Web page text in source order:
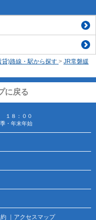
貸)路線・駅から探す > JR常磐緩
に戻る
１８：００
・年末年始
｜アクセスマップ